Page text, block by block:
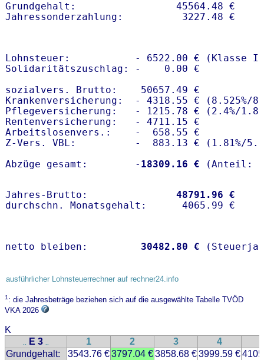
Grundgehalt:                 45564.48 €
Lohnsteuer:           - 6522.00 € (Klasse I)
Solidaritätszuschlag: -    0.00 €
sozialvers. Brutto:    50657.49 €
Krankenversicherung:  - 4318.55 € (8.525%/
Pflegeversicherung:   - 1215.78 € (2.4%/
Rentenversicherung:   - 4711.15 €
Arbeitslosenvers.:    -  658.55 €
Z-Vers. VBL:          -  883.13 € ( 1.81%/
Abzüge gesamt:        - 18309.16 €
Jahres-Brutto: 48791.96 €
netto bleiben: 30482.80 €
ausführlicher Lohnsteuerrechner auf rechner24.info
1: die Jahresbeträge beziehen sich auf die ausgewählte Tabelle TVÖD
VKA 2026
K
.. E 3 .. 1 2 3 4
Grundgehalt:
3543.76 €3797.04 €3858.68 €3999.59 €